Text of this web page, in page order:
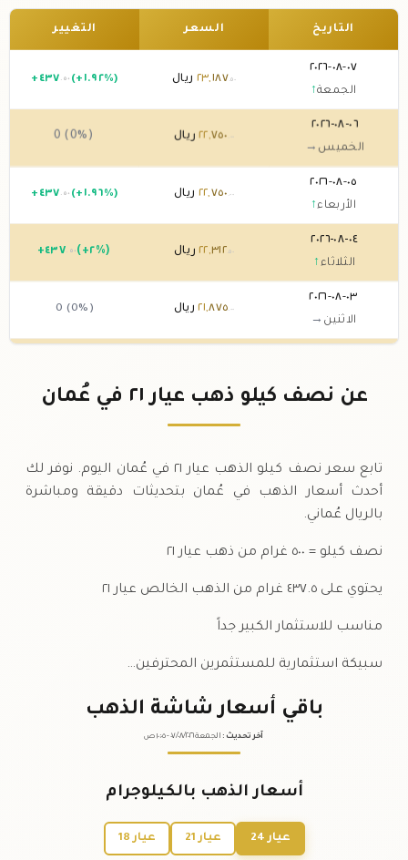
التاريخ السعر التغيير
٠٧-٠٨-٢٠٢٦
الجمعة↑
٢٣,١٨٧.٥٠ ريال + ٤٣٧ .٥٠ (+١.٩٢%)
٠٦-٠٨-٢٠٢٦
الخميس →
٢٢,٧٥٠ ريال 0 (0%)
٠٥-٠٨-٢٠٢٦
الأربعاء↑
٢٢,٧٥٠ .٠٠ ريال + ٤٣٧ .٥٠ (+١.٩٦%)
٠٤-٠٨-٢٠٢٦
الثلاثاء ↑
٢٢,٣١٢ .٥٠ ريال +٤٣٧ .٥٠ (+٢%)
٠٣-٠٨-٢٠٢٦
الاثنين →
٢١,٨٧٥.٠٠ ريال 0 (0%)
٢١,٨٧٥.٠٠ ريال
عن نصف كيلو ذهب عيار ٢١ في عُمان
تابع سعر نصف كيلو الذهب عيار ٢١ في عُمان اليوم. نوفر لك
أحدث أسعار الذهب في عُمان بتحديثات دقيقة ومباشرة
بالريال عُماني.
نصف كيلو = ٥٠٠ غرام من ذهب عيار ٢١
يحتوي على ٤٣٧.٥ غرام من الذهب الخالص عيار ٢١
مناسب للاستثمار الكبير جداً
سبيكة استثمارية للمستثمرين المحترفين…
باقي أسعار شاشة الذهب
آخر تحديث : الجمعة ٠٧ /٠٨/٢٠٢٦ - ١٠:٠٥ ص
أسعار الذهب بالكيلوجرام
عيار 24 عيار 21 عيار 18